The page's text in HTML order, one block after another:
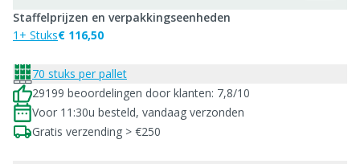
Staffelprijzen en verpakkingseenheden
1+ Stuks€ 116,50
70 stuks per pallet
29199 beoordelingen door klanten: 7,8/10
Voor 11:30u besteld, vandaag verzonden
Gratis verzending > €250